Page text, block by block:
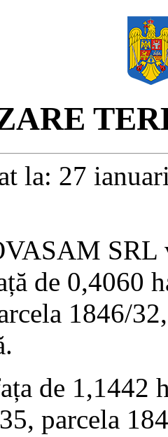
la: 27
SRL
de 0,4060
1846/
de 1,1442
parcela